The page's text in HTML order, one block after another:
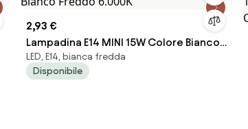
2,93 €
Lampadina E14 MINI 15W Colore Bianco
Freddo 6.000K
LED, E14, bianca fredda
Disponibile